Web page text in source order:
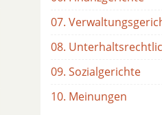
07.
08.
09. Sozialgerichte
10. Meinungen